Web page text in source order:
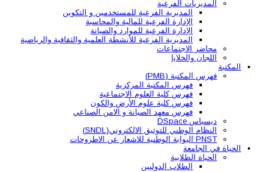
المديريات الفرعية
المديرية الفرعية للمستخدمين و التكوين
الإدارة الفرعية للمالية والمحاسبة
الإدارة الفرعية للموارد والصيانة
المديرية الفرعية للأنشطة العلمية والثقافية والرياضية
محاضر الاجتماعات
اللجان والخلايا
المكتبة
فهرس المكتبة (PMB)
فهرس المكتبة المركزية
فهرس كلية العلوم الاجتماعية
فهرس كلية علوم الأرض والكون
فهرس معهد الصيانة و الامن الصناعي
ديسباس DSpace
النظام الوطني للتوثيق الالكتروني(SNDL)
PNST البوابة الوطنية للاشعار عن الاطروحات
الحياة في الجامعة
الحياة الطلابية
الطلاب الدوليين